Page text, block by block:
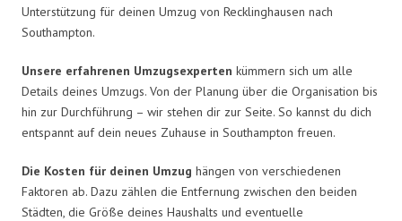
Unterstützung für deinen Umzug von Recklinghausen nach
Southampton.
Unsere erfahrenen Umzugsexperten kümmern sich um alle
Details deines Umzugs. Von der Planung über die Organisation bis
hin zur Durchführung – wir stehen dir zur Seite. So kannst du dich
entspannt auf dein neues Zuhause in Southampton freuen.
Die Kosten für deinen Umzug hängen von verschiedenen
Faktoren ab. Dazu zählen die Entfernung zwischen den beiden
Städten, die Größe deines Haushalts und eventuelle